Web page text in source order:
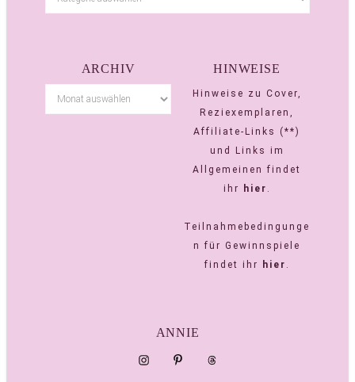
ARCHIV HINWEISE
Hinweise zu Cover,
Reziexemplaren,
Affiliate-Links (**)
und Links im
Allgemeinen findet
ihr
hier .
Teilnahmebedingunge
n für Gewinnspiele
findet ihr
hier .
ANNIE